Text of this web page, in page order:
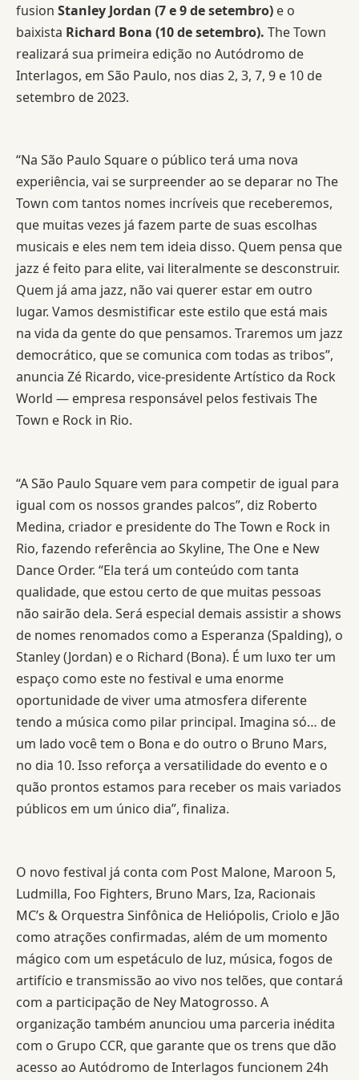
fusion Stanley Jordan (7 e 9 de setembro) e o
baixista Richard Bona (10 de setembro). The Town
realizará sua primeira edição no Autódromo de
Interlagos, em São Paulo, nos dias 2, 3, 7, 9 e 10 de
setembro de 2023.
“Na São Paulo Square o público terá uma nova
experiência, vai se surpreender ao se deparar no The
Town com tantos nomes incríveis que receberemos,
que muitas vezes já fazem parte de suas escolhas
musicais e eles nem tem ideia disso. Quem pensa que
jazz é feito para elite, vai literalmente se desconstruir.
Quem já ama jazz, não vai querer estar em outro
lugar. Vamos desmistificar este estilo que está mais
na vida da gente do que pensamos. Traremos um jazz
democrático, que se comunica com todas as tribos”,
anuncia Zé Ricardo, vice-presidente Artístico da Rock
World — empresa responsável pelos festivais The
Town e Rock in Rio.
“A São Paulo Square vem para competir de igual para
igual com os nossos grandes palcos”, diz Roberto
Medina, criador e presidente do The Town e Rock in
Rio, fazendo referência ao Skyline, The One e New
Dance Order. “Ela terá um conteúdo com tanta
qualidade, que estou certo de que muitas pessoas
não sairão dela. Será especial demais assistir a shows
de nomes renomados como a Esperanza (Spalding), o
Stanley (Jordan) e o Richard (Bona). É um luxo ter um
espaço como este no festival e uma enorme
oportunidade de viver uma atmosfera diferente
tendo a música como pilar principal. Imagina só… de
um lado você tem o Bona e do outro o Bruno Mars,
no dia 10. Isso reforça a versatilidade do evento e o
quão prontos estamos para receber os mais variados
públicos em um único dia”, finaliza.
O novo festival já conta com Post Malone, Maroon 5,
Ludmilla, Foo Fighters, Bruno Mars, Iza, Racionais
MC’s & Orquestra Sinfônica de Heliópolis, Criolo e Jão
como atrações confirmadas, além de um momento
mágico com um espetáculo de luz, música, fogos de
artifício e transmissão ao vivo nos telões, que contará
com a participação de Ney Matogrosso. A
organização também anunciou uma parceria inédita
com o Grupo CCR, que garante que os trens que dão
acesso ao Autódromo de Interlagos funcionem 24h